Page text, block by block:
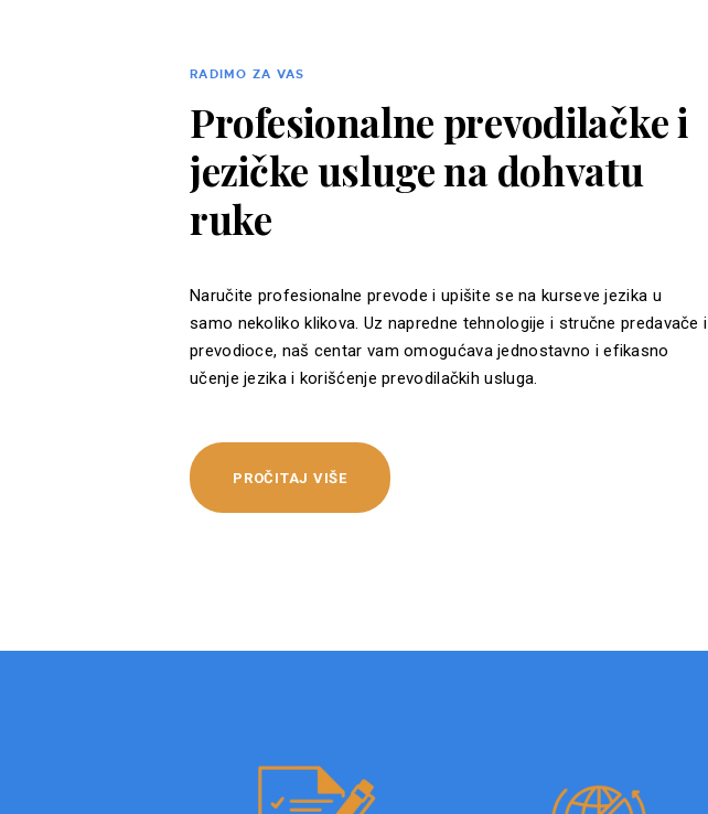
RADIMO ZA VAS
Profesionalne prevodilačke i
jezičke usluge na dohvatu
ruke
Naručite profesionalne prevode i upišite se na kurseve jezika u
samo nekoliko klikova. Uz napredne tehnologije i stručne predavače i
prevodioce, naš centar vam omogućava jednostavno i efikasno
učenje jezika i korišćenje prevodilačkih usluga.
PROČITAJ VIŠE